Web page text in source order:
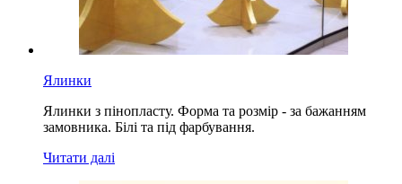
Ялинки
Ялинки з пінопласту. Форма та розмір - за бажанням
замовника. Білі та під фарбування.
Читати далі